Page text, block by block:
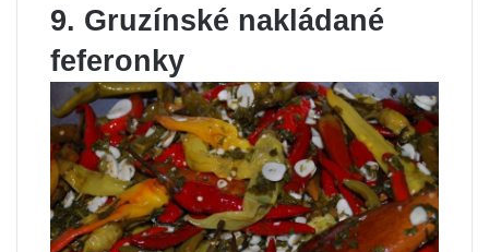
9. Gruzínské nakládané
feferonky